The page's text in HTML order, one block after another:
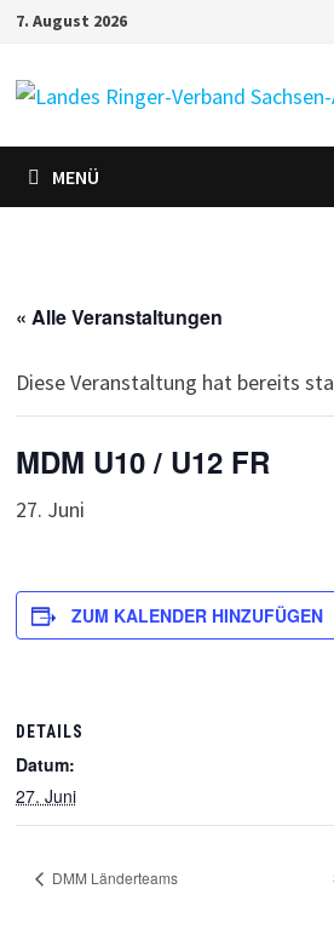
Zum
springen
7. August 2026
MENÜ
« Alle Veranstaltungen
Diese Veranstaltung hat bereits
MDM U10 / U12 FR
27. Juni
ZUM KALENDER HINZUFÜGEN
DETAILS
Datum:
27. Juni
DMM Länderteams